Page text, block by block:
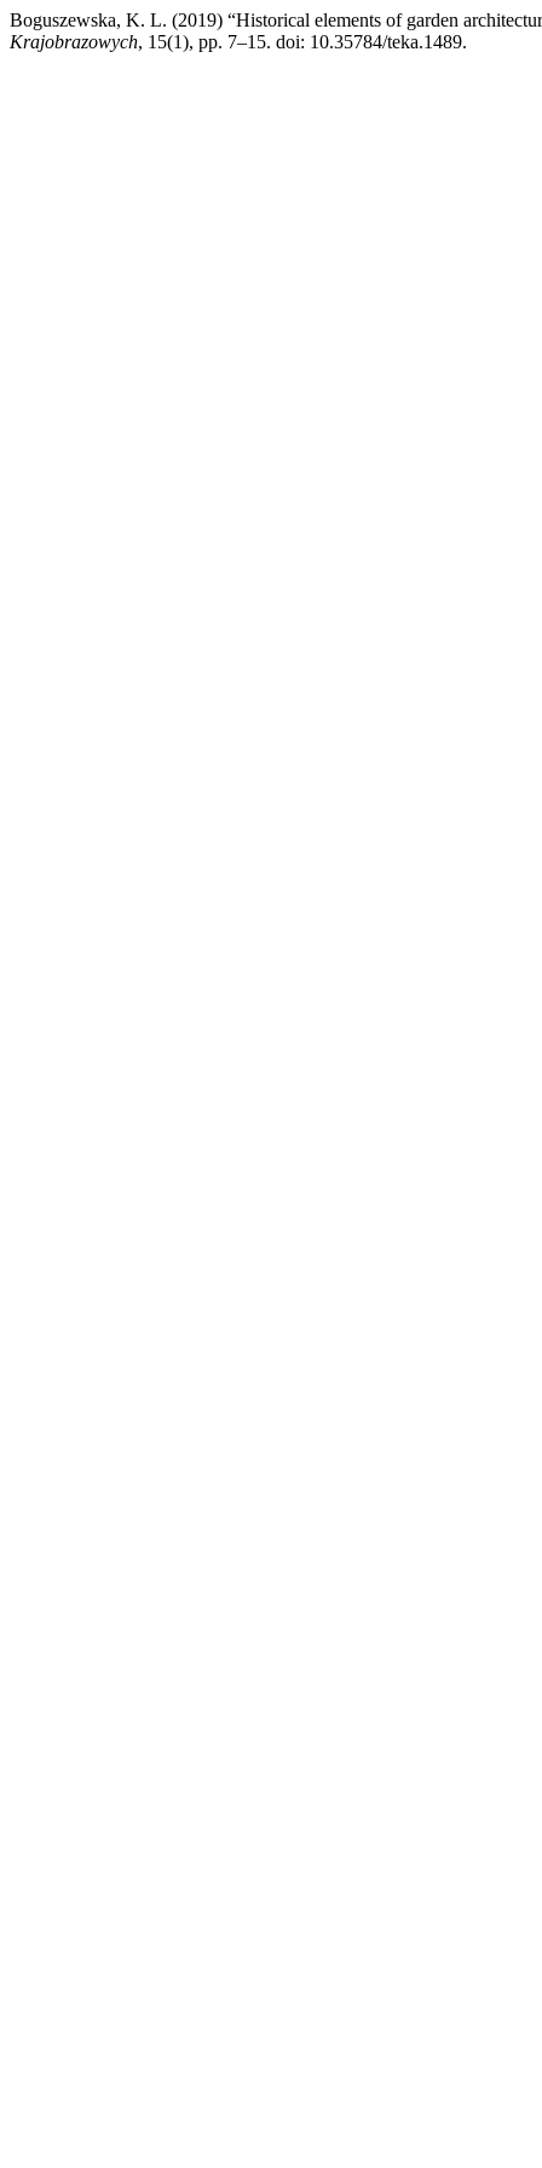
Boguszewska, K. L. (2019) “Historical elements of garden
Krajobrazowych, 15(1), pp. 7–15. doi: 10.35784/teka.1489.